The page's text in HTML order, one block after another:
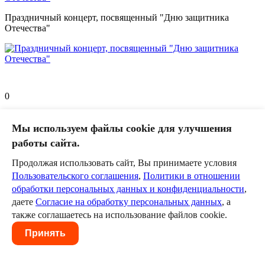
Праздничный концерт, посвященный "Дню защитника
Отечества"
0
Пожалуйста, авторизуйтесь, чтобы комментировать.
Пользовательское соглашение Политика в отношении
обработки персональных данных Согласие на обработку
персональных данных
Мы используем файлы cookie для улучшения
работы сайта.
Продолжая использовать сайт, Вы принимаете условия
Пользовательского соглашения, Политики в отношении
обработки персональных данных и конфиденциальности,
даете Согласие на обработку персональных данных, а
также соглашаетесь на использование файлов cookie.
Принять